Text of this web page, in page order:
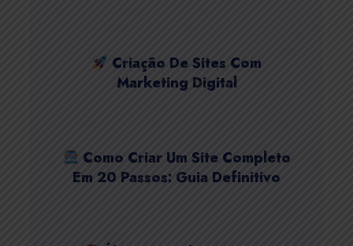
Criação De Sites Com
Marketing Digital
Como Criar Um Site Completo
Em 20 Passos: Guia Definitivo